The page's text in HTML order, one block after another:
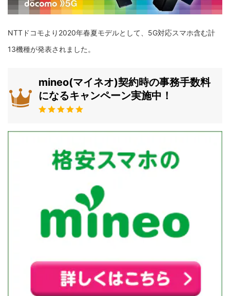
NTTドコモより2020年春夏モデルとして、5G対応スマホ含む計
13機種が発表されました。
mineo(マイネオ)契約時の事務手数料
になるキャンペーン実施中！